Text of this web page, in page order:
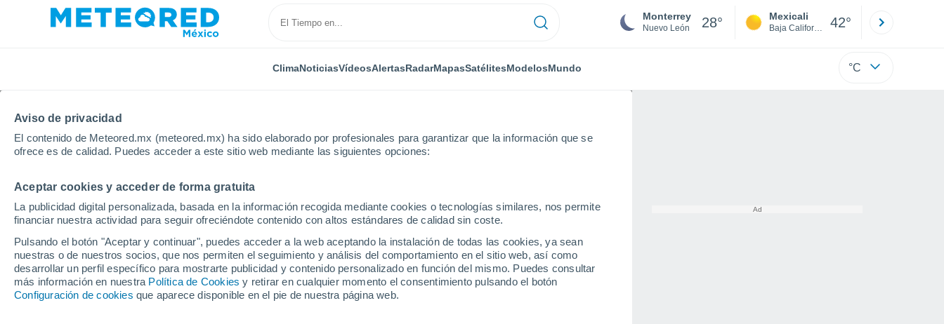
Aviso de privacidad
El contenido de Meteored.mx (meteored.mx) ha sido elaborado por profesionales para garantizar que la información que se
ofrece es de calidad. Puedes acceder a este sitio web mediante las siguientes opciones:
Aceptar cookies y acceder de forma gratuita
La publicidad digital personalizada, basada en la información recogida mediante cookies o tecnologías similares, nos permite
financiar nuestra actividad para seguir ofreciéndote contenido con altos estándares de calidad sin coste.
Pulsando el botón "Aceptar y continuar", puedes acceder a la web aceptando la instalación de todas las cookies, ya sean
nuestras o de nuestros socios, que nos permiten el seguimiento y análisis del comportamiento en el sitio web, así como
desarrollar un perfil específico para mostrarte publicidad y contenido personalizado en función del mismo. Puedes consultar
más información en nuestra Política de Cookies y retirar en cualquier momento el consentimiento pulsando el botón
Configuración de cookies que aparece disponible en el pie de nuestra página web.
Monterrey
Nuevo León 28° Mexicali
Baja California 42°
ClimaNoticiasVídeosAlertasRadarMapasSatélitesModelosMundo °C
Inicio India Manipur Localidades
Clima en todas las ciudades de Manipur
Todas las localidades de Manipur
A - Y